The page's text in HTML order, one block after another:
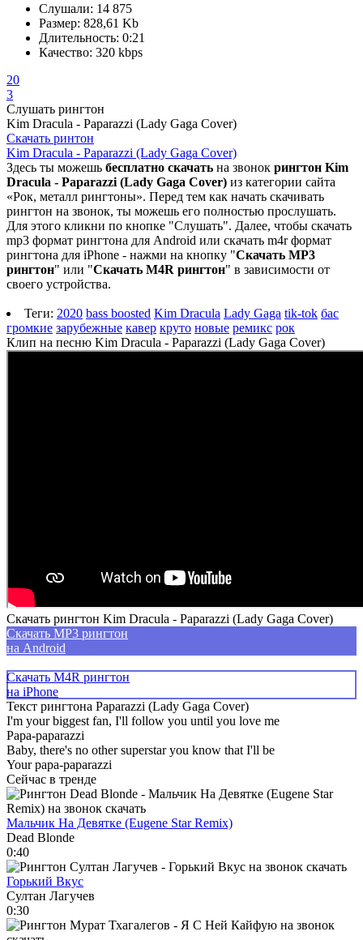
Слушали: 14 875
Размер: 828,61 Kb
Длительность: 0:21
Качество: 320 kbps
20
3
Слушать рингтон
Kim Dracula - Paparazzi (Lady Gaga Cover)
Скачать ринтон
Kim Dracula - Paparazzi (Lady Gaga Cover)
Здесь ты можешь бесплатно скачать на звонок рингтон Kim
Dracula - Paparazzi (Lady Gaga Cover) из категории сайта
«Рок, металл рингтоны». Перед тем как начать скачивать
рингтон на звонок, ты можешь его полностью прослушать.
Для этого кликни по кнопке "Слушать". Далее, чтобы скачать
mp3 формат рингтона для Android или скачать m4r формат
рингтона для iPhone - нажми на кнопку "Скачать MP3
рингтон" или "Скачать M4R рингтон" в зависимости от
своего устройства.
Теги: 2020 bass boosted Kim Dracula Lady Gaga tik-tok бас
громкие зарубежные кавер круто новые ремикс рок
Клип на песню Kim Dracula - Paparazzi (Lady Gaga Cover)
Скачать рингтон Kim Dracula - Paparazzi (Lady Gaga Cover)
Скачать MP3 рингтон
на Android
Скачать M4R рингтон
на iPhone
Текст рингтона Paparazzi (Lady Gaga Cover)
I'm your biggest fan, I'll follow you until you love me
Papa-paparazzi
Baby, there's no other superstar you know that I'll be
Your papa-paparazzi
Сейчас в тренде
Мальчик На Девятке (Eugene Star Remix)
Dead Blonde
0:40
Горький Вкус
Султан Лагучев
0:30